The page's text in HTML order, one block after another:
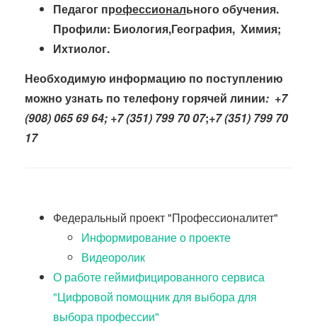
Педагог профессиональногообучения.
Профили: Биология,География, Химия;
Ихтиолог.
Необходимую информацию по поступлению
можно узнать по телефону горячей линии: +7
(908) 065 69 64; +7 (351) 799 70 07;+7 (351) 799 70
17
Федеральный проект "Профессионалитет"
Информирование о проекте
Видеоролик
О работе геймифицированного сервиса
"Цифровой помощник для выбора для
выбора профессии"